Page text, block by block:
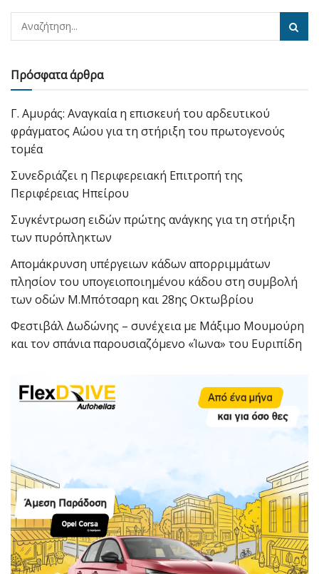
Πρόσφατα άρθρα
Γ. Αμυράς: Αναγκαία η επισκευή του αρδευτικού
φράγματος Αώου για τη στήριξη του πρωτογενούς
τομέα
Συνεδριάζει η Περιφερειακή Επιτροπή της
Περιφέρειας Ηπείρου
Συγκέντρωση ειδών πρώτης ανάγκης για τη στήριξη
των πυρόπληκτων
Απομάκρυνση υπέργειων κάδων απορριμμάτων
πλησίον του υπογειοποιημένου κάδου στη συμβολή
των οδών Μ.Μπότσαρη και 28ης Οκτωβρίου
Φεστιβάλ Δωδώνης – συνέχεια με Μάξιμο Μουμούρη
και τον σπάνια παρουσιαζόμενο «Ίωνα» του Ευριπίδη